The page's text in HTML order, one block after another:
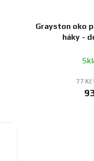
Grayston oko
háky -
77 Kč